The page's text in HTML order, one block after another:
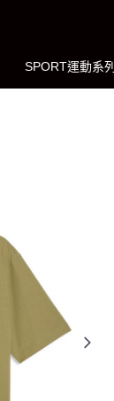
SPORT運動系列